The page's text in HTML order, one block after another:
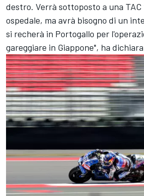
destro. Verrà sottoposto a una
ospedale, ma avrà bisogno di un
si recherà in Portogallo per
gareggiare in Giappone", ha